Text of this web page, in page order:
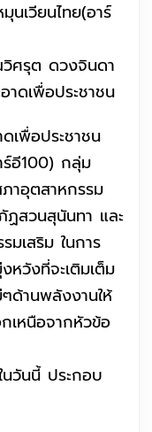
นเวียนไทย(อาร์
วิศรุต ดวงจินดา
าดเพื่อประชาชน
เพื่อประชาชน
ร์อี100) กลุ่ม
าอุตสาหกรรม
ฏสวนสุนันทา และ
มเสริม ในการ
วังที่จะเติมเต็ม
ด้านพลังงานให้
เหนือจากหัวข้อ
นวันนี้ ประกอบ